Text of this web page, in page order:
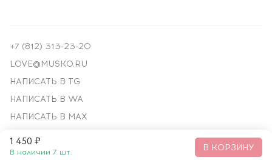
1 450 ₽
В наличии 7 шт. В КОРЗИНУ
© ПРЕМИАЛЬНЫЙ ДЕКОР, 2018—
+7 (812) 313-23-20
LOVE@MUSKO.RU
НАПИСАТЬ В TG
НАПИСАТЬ В WA
НАПИСАТЬ В MAX